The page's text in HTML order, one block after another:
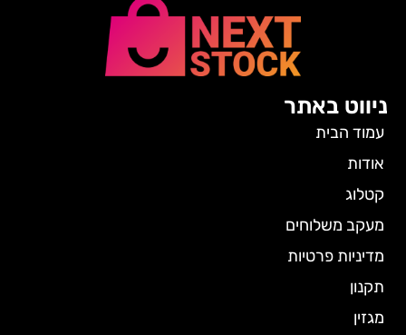
ניווט באתר
עמוד הבית
אודות
קטלוג
מעקב משלוחים
מדיניות פרטיות
תקנון
מגזין